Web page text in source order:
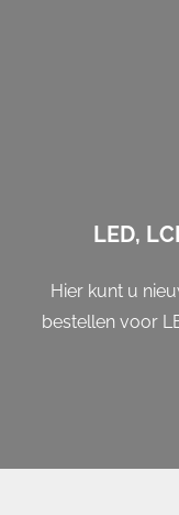
LED,
Hier kunt u
bestellen voor